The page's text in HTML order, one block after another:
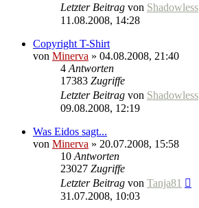
Letzter Beitrag von Shadowless
11.08.2008, 14:28
Copyright T-Shirt
von Minerva » 04.08.2008, 21:40
4 Antworten
17383 Zugriffe
Letzter Beitrag von Shadowless
09.08.2008, 12:19
Was Eidos sagt...
von Minerva » 20.07.2008, 15:58
10 Antworten
23027 Zugriffe
Letzter Beitrag von Tanja81
31.07.2008, 10:03